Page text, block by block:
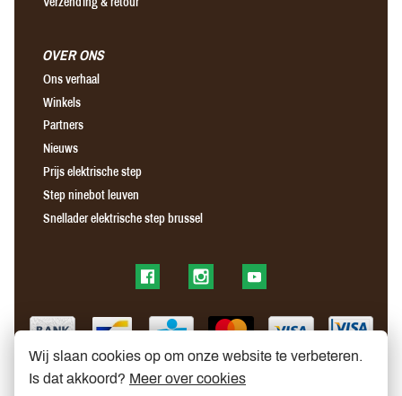
OVER ONS
Ons verhaal
Winkels
Partners
Nieuws
Prijs elektrische step
Step ninebot leuven
Snellader elektrische step brussel
Find us on FacebookFind us on InstagramFind us on YouTube
Wij slaan cookies op om onze website te verbeteren.
Is dat akkoord? Meer over cookies